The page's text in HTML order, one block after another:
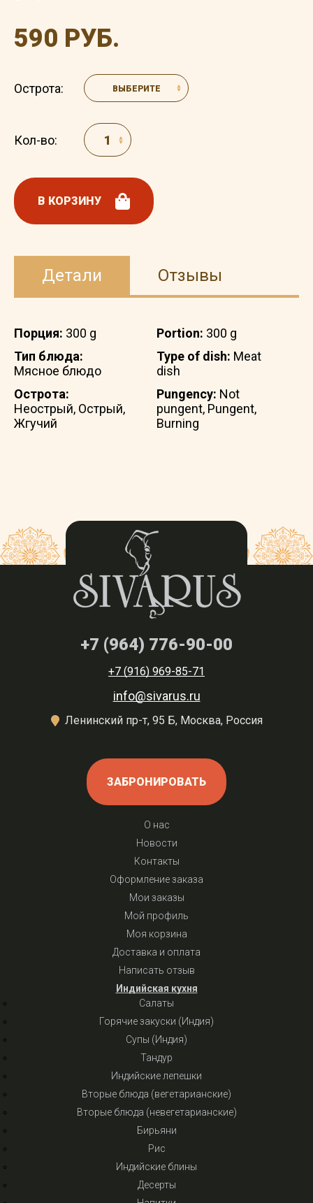
590 РУБ.
Острота: ВЫБЕРИТЕ
Кол-во:
В КОРЗИНУ
Детали Отзывы
Порция: 300 g
Тип блюда:
Мясное блюдо
Острота:
Неострый, Острый,
Жгучий
Portion: 300 g
Type of dish: Meat
dish
Pungency: Not
pungent, Pungent,
Burning
+7 (964) 776-90-00
+7 (916) 969-85-71
info@sivarus.ru
Ленинский пр-т, 95 Б, Москва, Россия
ЗАБРОНИРОВАТЬ
О нас
Новости
Контакты
Оформление заказа
Мои заказы
Мой профиль
Моя корзина
Доставка и оплата
Написать отзыв
Индийская кухня
Салаты
Горячие закуски (Индия)
Супы (Индия)
Тандур
Индийские лепешки
Вторые блюда (вегетарианские)
Вторые блюда (невегетарианские)
Бирьяни
Рис
Индийские блины
Десерты